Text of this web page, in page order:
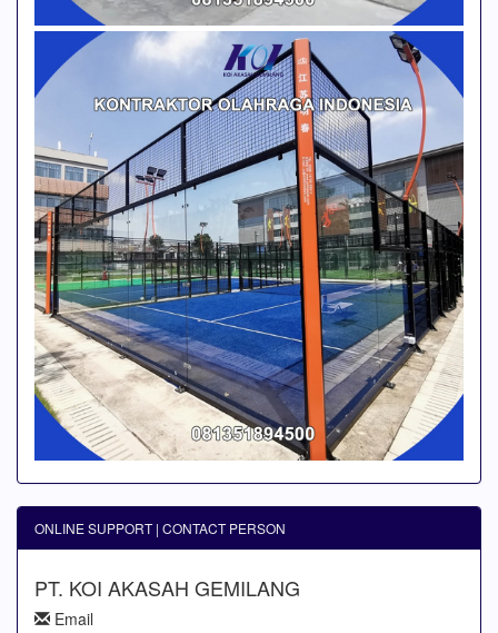
ONLINE SUPPORT | CONTACT PERSON
PT. KOI AKASAH GEMILANG
Email